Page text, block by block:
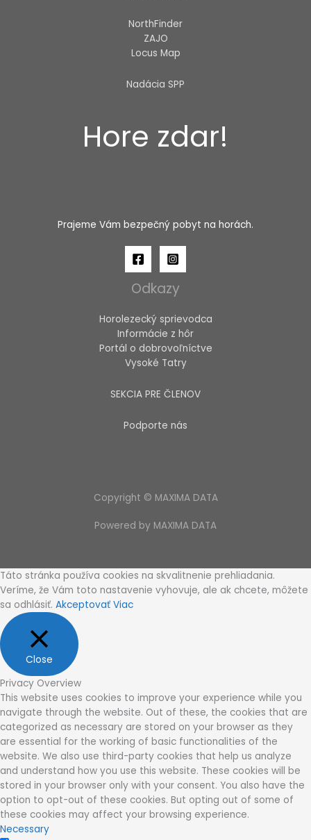
NorthFinder
ZAJO
Locus Map
Nadácia SPP
Hore zdar!
Prajeme Vám bezpečný pobyt na horách.
Odkazy
Horolezecký sprievodca
Informácie z hôr
Portál o dobrovoľníctve
Vysoké Tatry
SEKCIA PRE ČLENOV
Podporte nás
Copyright © MAXIMA DATA
Powered by MAXIMA DATA
Táto stránka používa cookies na skvalitnenie prehliadania.
Veríme, že Vám toto nastavenie vyhovuje, ale ak chcete, môžete
sa odhlásiť. Akceptovať Viac
Close
Privacy Overview
This website uses cookies to improve your experience while you
navigate through the website. Out of these, the cookies that are
categorized as necessary are stored on your browser as they
are essential for the working of basic functionalities of the
website. We also use third-party cookies that help us analyze
and understand how you use this website. These cookies will be
stored in your browser only with your consent. You also have the
option to opt-out of these cookies. But opting out of some of
these cookies may affect your browsing experience.
Necessary